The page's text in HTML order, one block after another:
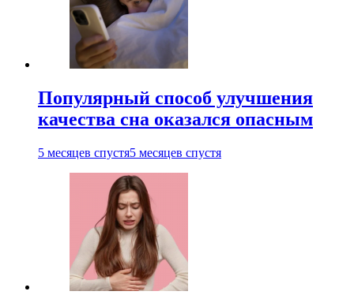
Популярный способ улучшения
качества сна оказался опасным
5 месяцев спустя5 месяцев спустя